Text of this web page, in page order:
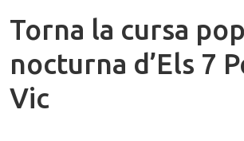
Torna la cursa
nocturna d’Els 7
Vic